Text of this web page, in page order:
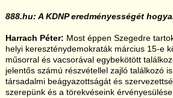
888.hu: A KDNP eredményességét
Harrach Péter: Most éppen Szegedre
helyi kereszténydemokraták március 15-e
műsorral és vacsorával egybekötött
jelentős számú részvétellel zajló találkozó
társadalmi beágyazottságát és
szerepünk és a törekvéseink